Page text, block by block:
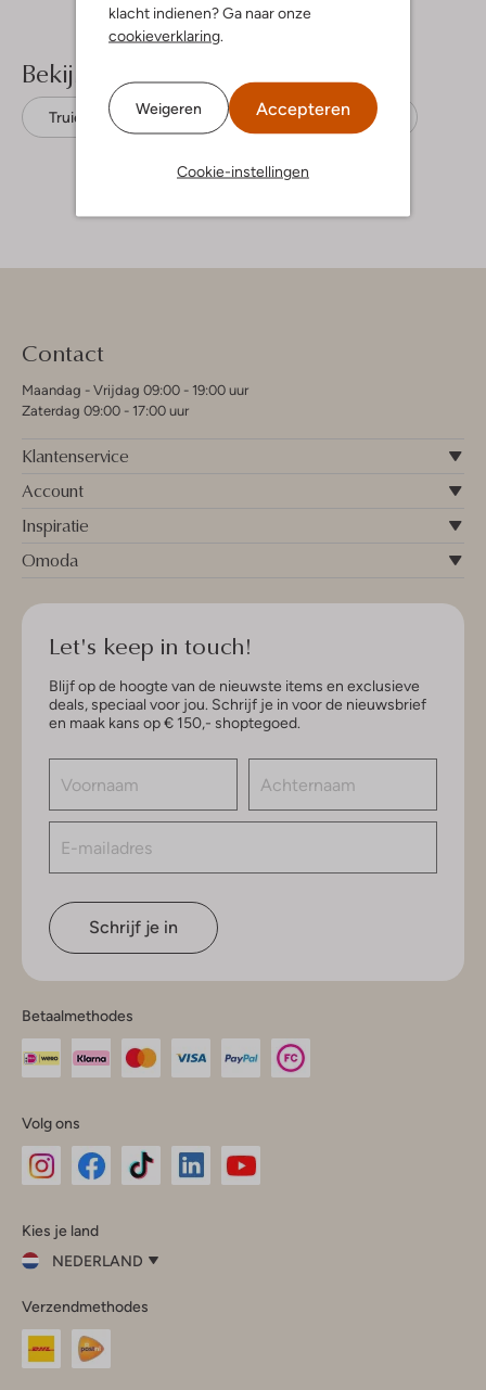
klacht indienen? Ga naar onze
cookieverklaring.
Weigeren Accepteren
Cookie-instellingen
Bekijk meer
Truien American Dreams Alpaca
Contact
Maandag - Vrijdag 09:00 - 19:00 uur
Zaterdag 09:00 - 17:00 uur
Klantenservice
Account
Inspiratie
Omoda
Let's keep in touch!
Blijf op de hoogte van de nieuwste items en exclusieve
deals, speciaal voor jou. Schrijf je in voor de nieuwsbrief
en maak kans op € 150,- shoptegoed.
Schrijf je in
Betaalmethodes
Volg ons
InstagramFacebook
Kies je land
NEDERLAND
je
land
Nederland
Verzendmethodes